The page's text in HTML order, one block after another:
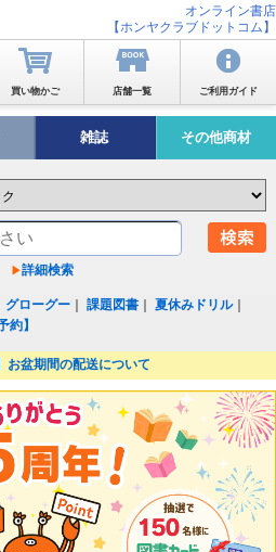
オンライン書店
【ホンヤクラブドットコム】
買い物かご 店舗一覧 ご利用ガイド
雑誌 その他商材
詳細検索
グローグー ｜課題図書 ｜夏休みドリル｜
約】
お盆期間の配送について